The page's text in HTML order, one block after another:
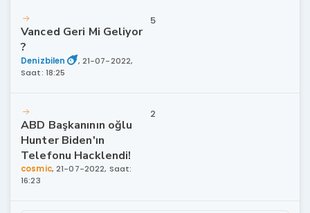
Vanced Geri Mi Geliyor
?
Denizbilen , 21-07-2022,
Saat: 18:25
5
ABD Başkanının oğlu
Hunter Biden'ın
Telefonu Hacklendi!
cosmic,21-07-2022, Saat:
16:23
2